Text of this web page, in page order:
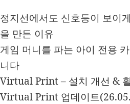
정지선에서도 신호등이 보이
을 만든 이유
게임 머니를 파는 아이 전용 카
니다
Virtual Print – 설치 개선 &
Virtual Print 업데이트